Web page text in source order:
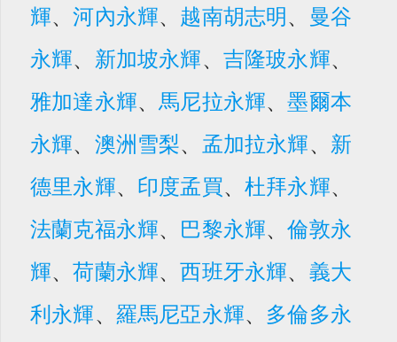
輝、河內永輝、 越南胡志明、 曼谷
永輝、 新加坡永輝、 吉隆玻永輝、
雅加達永輝、馬尼拉永輝、墨爾本
永輝、 澳洲雪梨、 孟加拉永輝、 新
德里永輝、 印度孟買、杜拜永輝、
法蘭克福永輝、 巴黎永輝、倫敦永
輝、荷蘭永輝、西班牙永輝、 義大
利永輝、 羅馬尼亞永輝、 多倫多永